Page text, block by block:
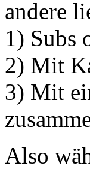
andere
1) Subs
2) Mit
3) Mit
Also